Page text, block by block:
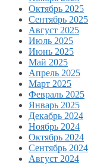
Октябрь 2025
Сентябрь 2025
Август 2025
Июль 2025
Июнь 2025
Май 2025
Апрель 2025
Март 2025
Февраль 2025
Январь 2025
Декабрь 2024
Ноябрь 2024
Октябрь 2024
Сентябрь 2024
Август 2024